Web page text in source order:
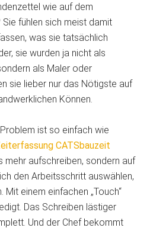
wie auf dem
fühlen sich meist damit
was sie tatsächlich
sie wurden ja nicht als
als Maler oder
sie lieber nur das Nötigste auf
Können.
ist so einfach wie
CATSbauzeit
mehr aufschreiben, sondern auf
den Arbeitsschritt auswählen,
Mit einem einfachen „Touch“
Das Schreiben lästiger
Und der Chef bekommt